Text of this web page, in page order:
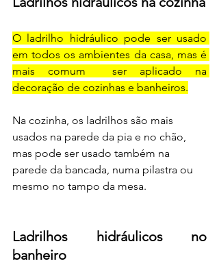
O ladrilho hidráulico pode ser usado
em todos os ambientes da casa, mas é
mais comum  ser aplicado na
decoração de cozinhas e banheiros.
Na cozinha, os ladrilhos são mais
usados na parede da pia e no chão,
mas pode ser usado também na
parede da bancada, numa pilastra ou
mesmo no tampo da mesa.
Ladrilhos hidráulicos no
banheiro